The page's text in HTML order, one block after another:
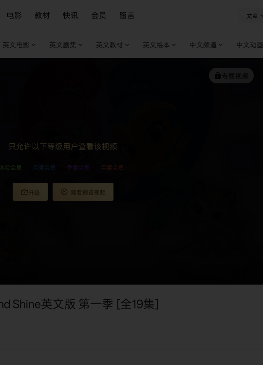
电影 教材 快讯 会员 留言 文章
英文电影 英文剧集 英文教材 英文绘本 中文频道 中文动画
专属视频
只允许以下等级用户查看该视频
验会员 月度会员 季度会员 年度会员
升级 观看预览视频
Shine英文版 第一季 [全19集]